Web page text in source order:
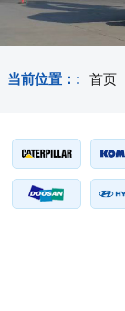
当前位置：: 首页